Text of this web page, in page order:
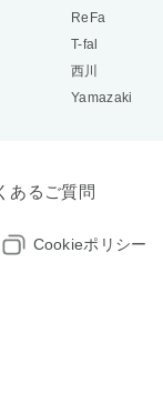
ReFa
T-fal
西川
Yamazaki
あるご質問
Cookieポリシー